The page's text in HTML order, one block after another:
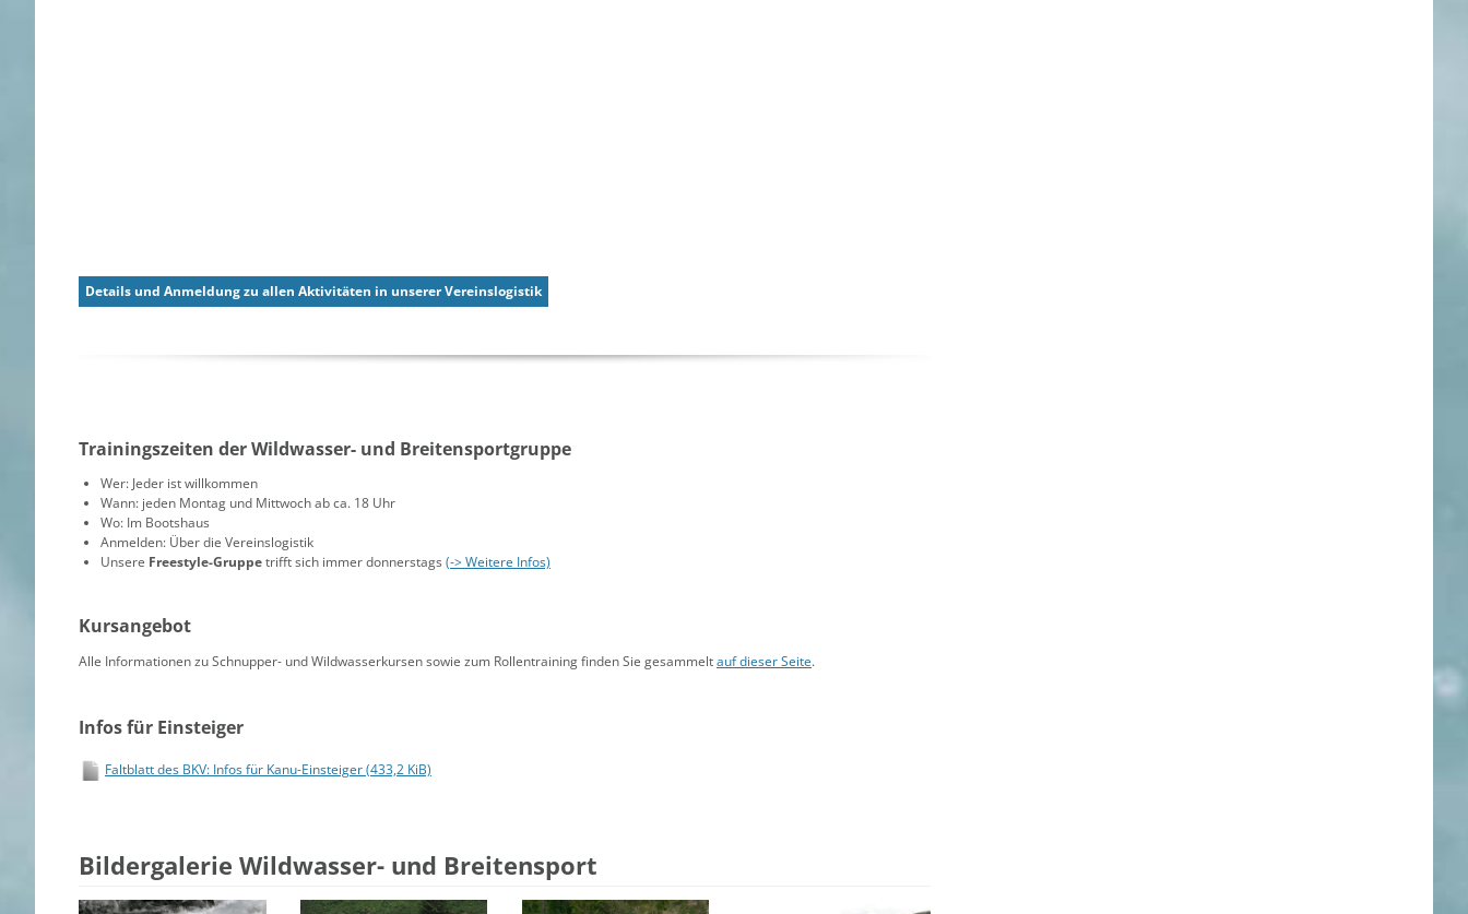
Details und Anmeldung zu allen Aktivitäten in unserer Vereinslogistik
Trainingszeiten der Wildwasser- und Breitensportgruppe
Wer: Jeder ist willkommen
Wann: jeden Montag und Mittwoch ab ca. 18 Uhr
Wo: Im Bootshaus
Anmelden: Über die Vereinslogistik
Unsere Freestyle-Gruppetrifft sich immer donnerstags (-> Weitere Infos)
Kursangebot
Alle Informationen zu Schnupper- und Wildwasserkursen sowie zum Rollentraining finden Sie gesammeltauf dieser Seite.
Infos für Einsteiger
Faltblatt des BKV: Infos für Kanu-Einsteiger(433,2 KiB)
Bildergalerie Wildwasser- und Breitensport